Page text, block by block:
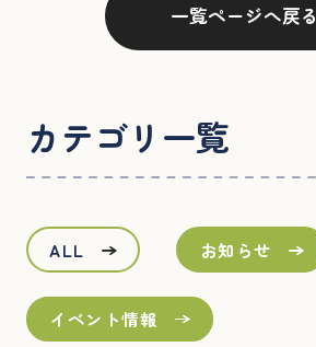
カテゴリ一覧
ALL お知らせ
イベント情報
一覧ページへ戻る